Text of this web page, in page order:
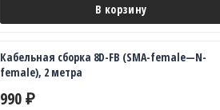
В корзину
Кабельная сборка 8D-FB (SMA-female—N-
female), 2 метра
990 ₽